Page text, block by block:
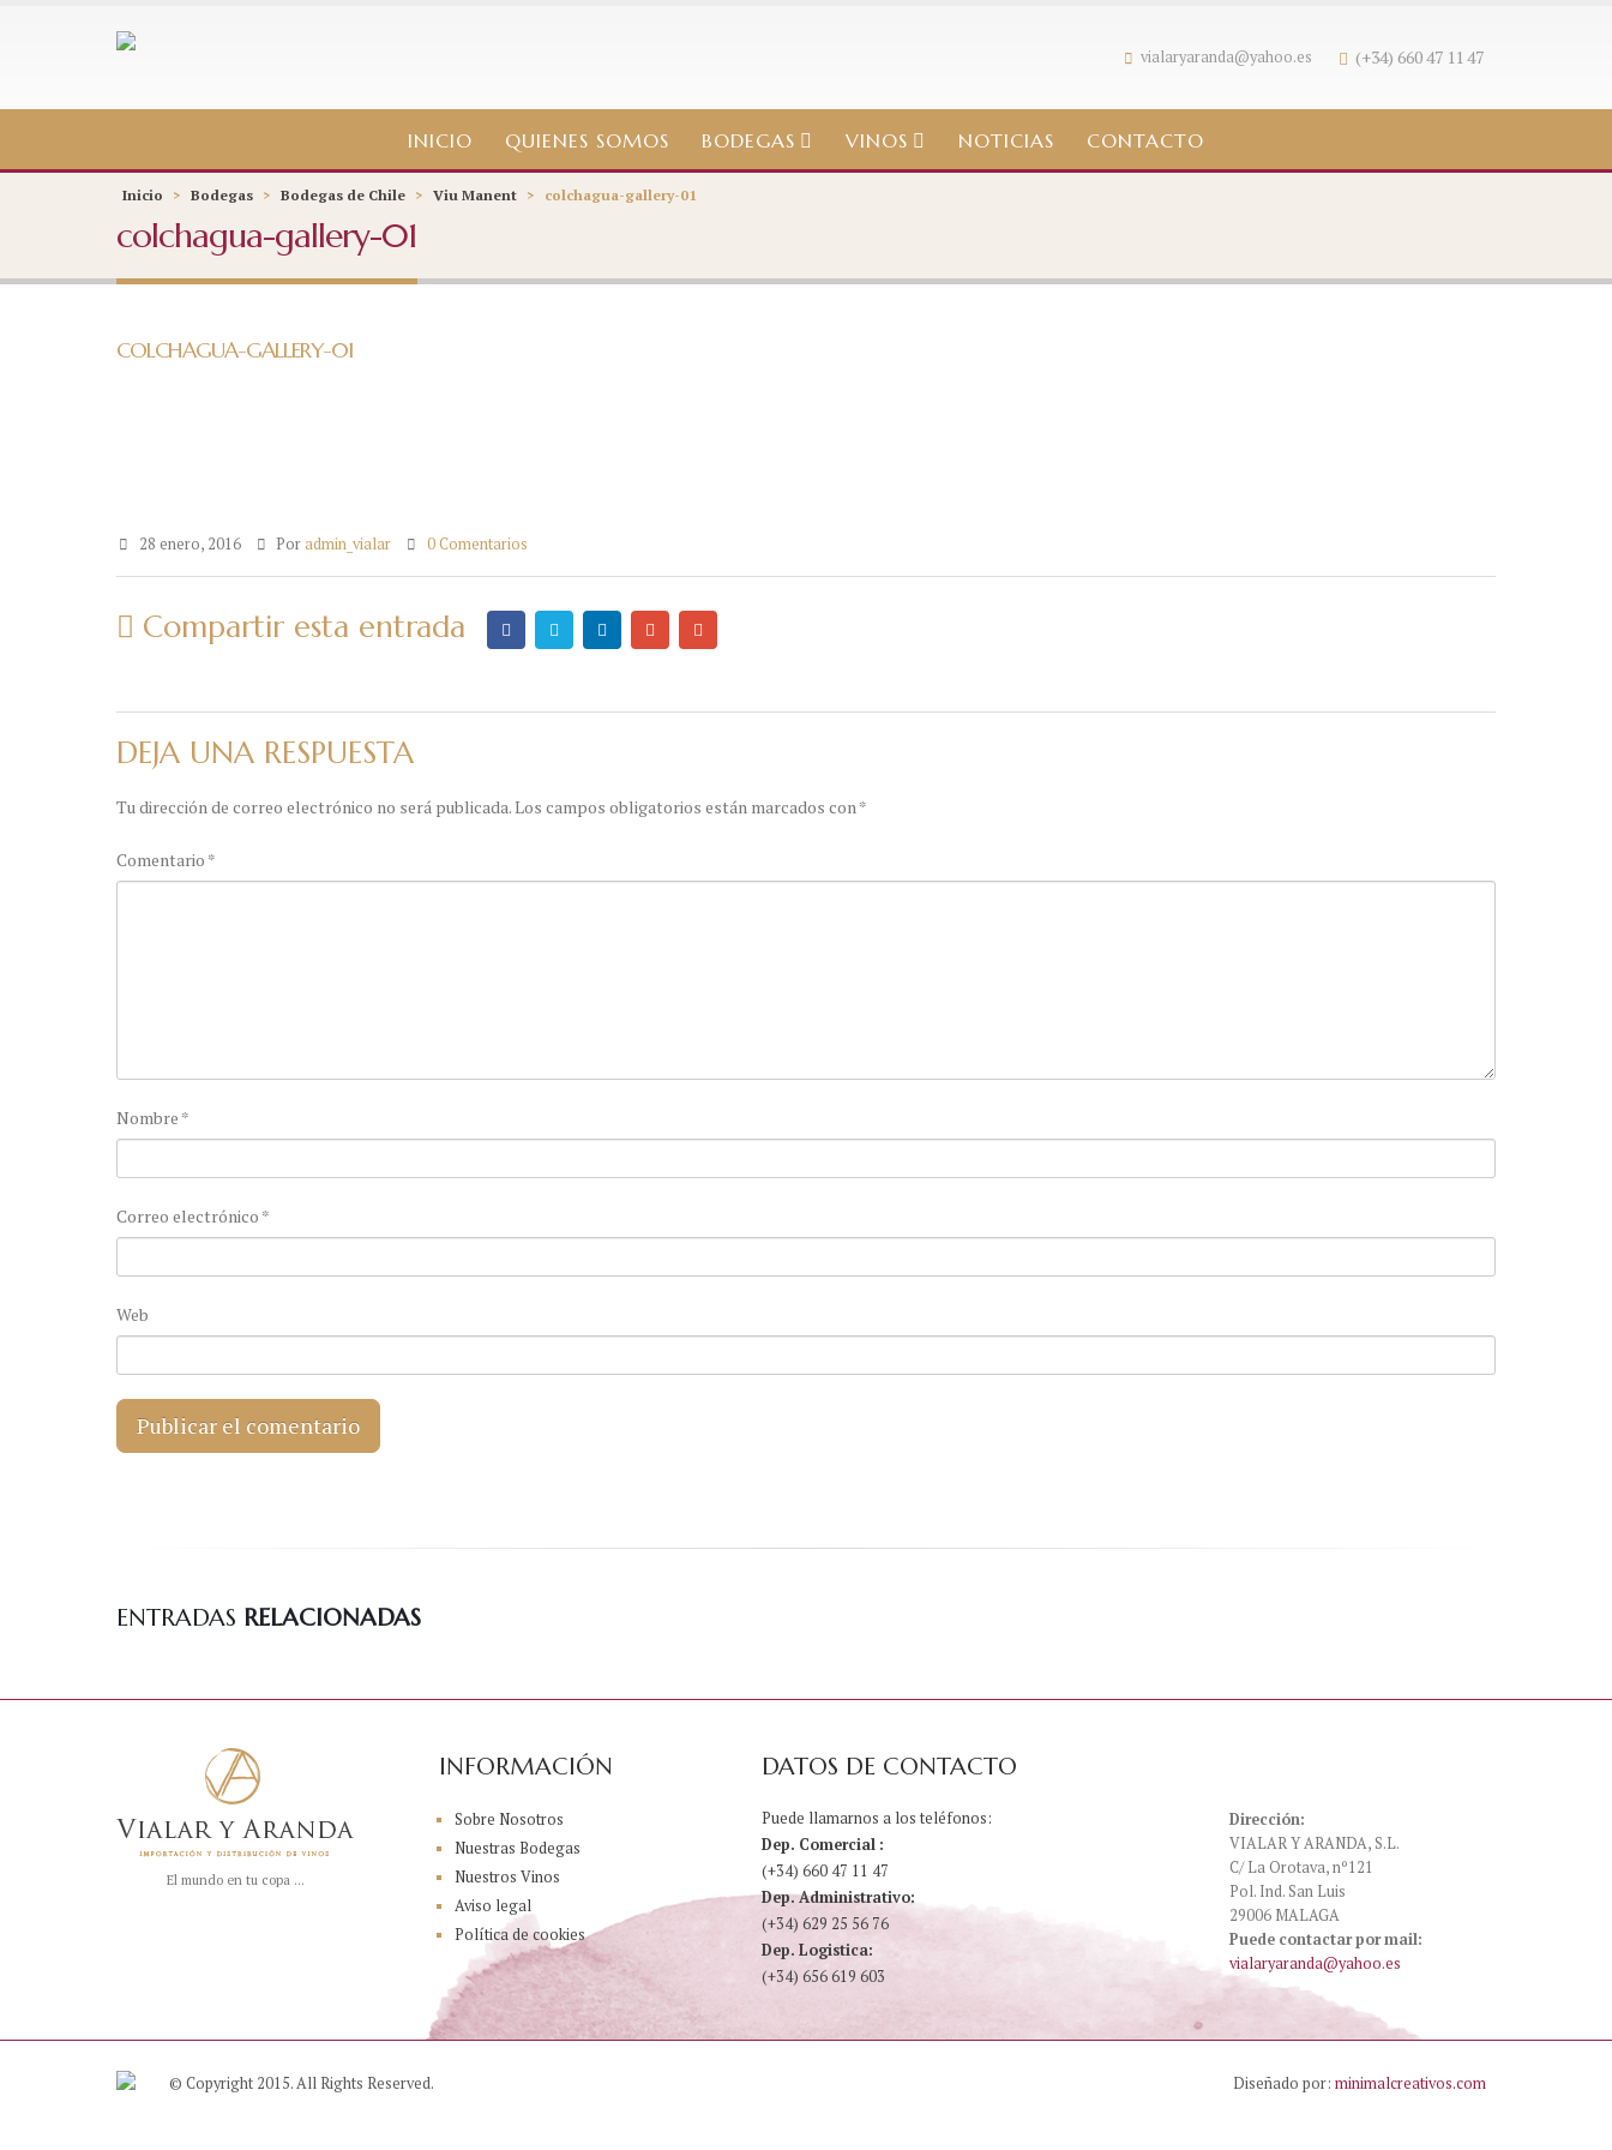
vialaryaranda@yahoo.es (+34) 660 47 11 47
INICIO QUIENES SOMOS BODEGAS VINOS NOTICIAS CONTACTO
Inicio > Bodegas > Bodegas de Chile > Viu Manent > colchagua-gallery-01
colchagua-gallery-01
COLCHAGUA-GALLERY-01
28 enero, 2016 Por admin_vialar 0 Comentarios
Compartir esta entrada
DEJA UNA RESPUESTA
Tu dirección de correo electrónico no será publicada.Los campos obligatorios están marcados con*
Comentario *
Nombre *
Correo electrónico *
Web
ENTRADAS RELACIONADAS
El mundo en tu copa ...
INFORMACIÓN
Sobre Nosotros
Nuestras Bodegas
Nuestros Vinos
Aviso legal
Política de cookies
DATOS DE CONTACTO
Puede llamarnos a los teléfonos:
Dep. Comercial :
(+34) 660 47 11 47
Dep. Administrativo:
(+34) 629 25 56 76
Dep. Logistica:
(+34) 656 619 603
Dirección:
VIALAR Y ARANDA, S.L.
C/ La Orotava, nº121
Pol. Ind. San Luis
29006 MALAGA
Puede contactar por mail:
vialaryaranda@yahoo.es
© Copyright 2015. All Rights Reserved. Diseñado por: minimalcreativos.com